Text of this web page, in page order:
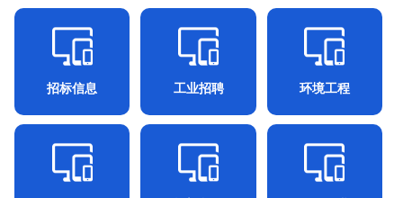
招标信息 工业招聘 环境工程